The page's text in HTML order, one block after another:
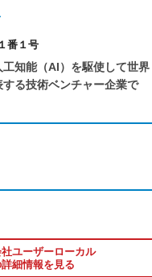
け
番１号
知能（AI）を駆使して世界
る技術ベンチャー企業で
ユーザーローカル
細情報を見る